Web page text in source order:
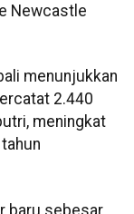
Newcastle
menunjukkan
2.440
meningkat
baru sebesar